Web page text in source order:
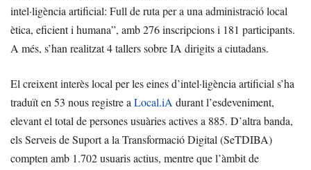
intel·ligència artificial: Full de ruta per a una administració local
ètica, eficient i humana”, amb 276 inscripcions i 181 participants.
A més, s’han realitzat 4 tallers sobre IA dirigits a ciutadans.
El creixent interès local per les eines d’intel·ligència artificial s’ha
traduït en 53 nous registre a Local.iA durant l’esdeveniment,
elevant el total de persones usuàries actives a 885. D’altra banda,
els Serveis de Suport a la Transformació Digital (SeTDIBA)
compten amb 1.702 usuaris actius, mentre que l’àmbit de